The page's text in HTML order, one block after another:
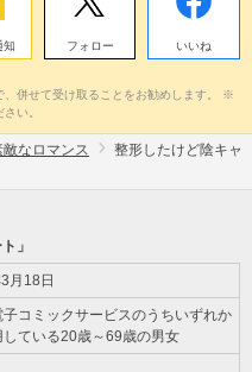
知 フォロー いいね
併せて受け取ることをお勧めします。 ※
い。
敵なロマンス
整形したけど陰キャ
」
月18日
コミックサービスのうちいずれか
ている20歳～69歳の男女